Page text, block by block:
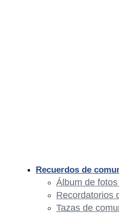
Recuerdos de
Álbum de
Recordatorios
Tazas de